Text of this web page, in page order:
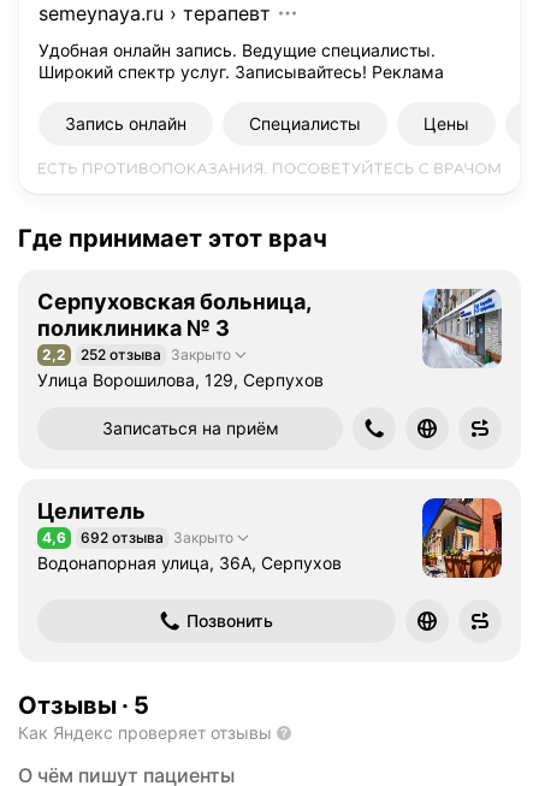
semeynaya.ru › терапевт
Удобная онлайн запись. Ведущие специалисты.
Широкий спектр услуг. Записывайтесь! Реклама
Запись онлайн Специалисты Цены
Где принимает этот врач
Серпуховская больница,
поликлиника № 3
Рейтинг 2,2 из 5
2,2 252 отзыва Закрыто
Улица Ворошилова, 129, Серпухов
Записаться на приём
Целитель
Рейтинг 4,6 из 5
4,6 692 отзыва Закрыто
Водонапорная улица, 36А, Серпухов
Позвонить
Отзывы · 5
Как Яндекс проверяет отзывы
О чём пишут пациенты